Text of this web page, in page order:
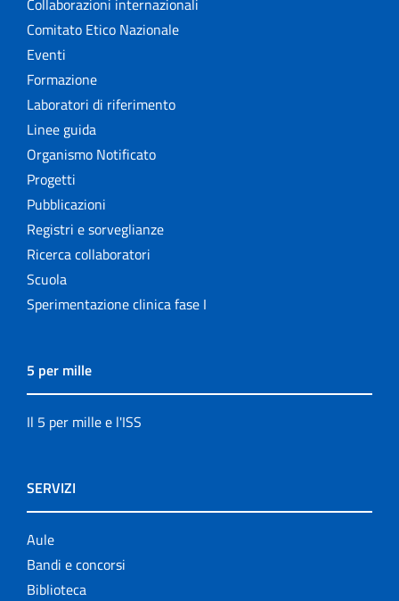
Comitato Etico Nazionale
Eventi
Formazione
Laboratori di riferimento
Linee guida
Organismo Notificato
Progetti
Pubblicazioni
Registri e sorveglianze
Ricerca collaboratori
Scuola
Sperimentazione clinica fase I
5 per mille
Il 5 per mille e l'ISS
SERVIZI
Aule
Bandi e concorsi
Biblioteca